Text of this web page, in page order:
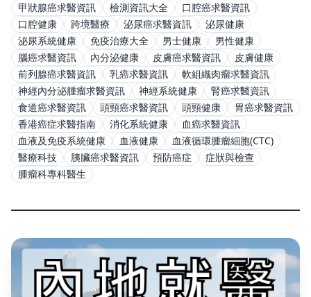
甲狀腺癌求醫資訊
檢測資訊大全
口腔癌求醫資訊
口腔健康
跨境醫療 泌尿癌求醫資訊
泌尿健康
泌尿系統健康
免疫治療大全 男士健康
男性健康
腦癌求醫資訊
內分泌健康 皮膚癌求醫資訊
皮膚健康
前列腺癌求醫資訊
乳癌求醫資訊
軟組織肉瘤求醫資訊
神經內分泌腫瘤求醫資訊
神經系統健康
腎癌求醫資訊
食道癌求醫資訊
頭頸癌求醫資訊 頭頸健康
胃癌求醫資訊
香港癌症求醫指南
消化系統健康
血癌求醫資訊
血液及免疫系統健康
血液健康
血液循環腫瘤細胞(CTC)
醫療科技
胰臟癌求醫資訊 預防癌症
症狀與檢查
腫瘤科專科醫生